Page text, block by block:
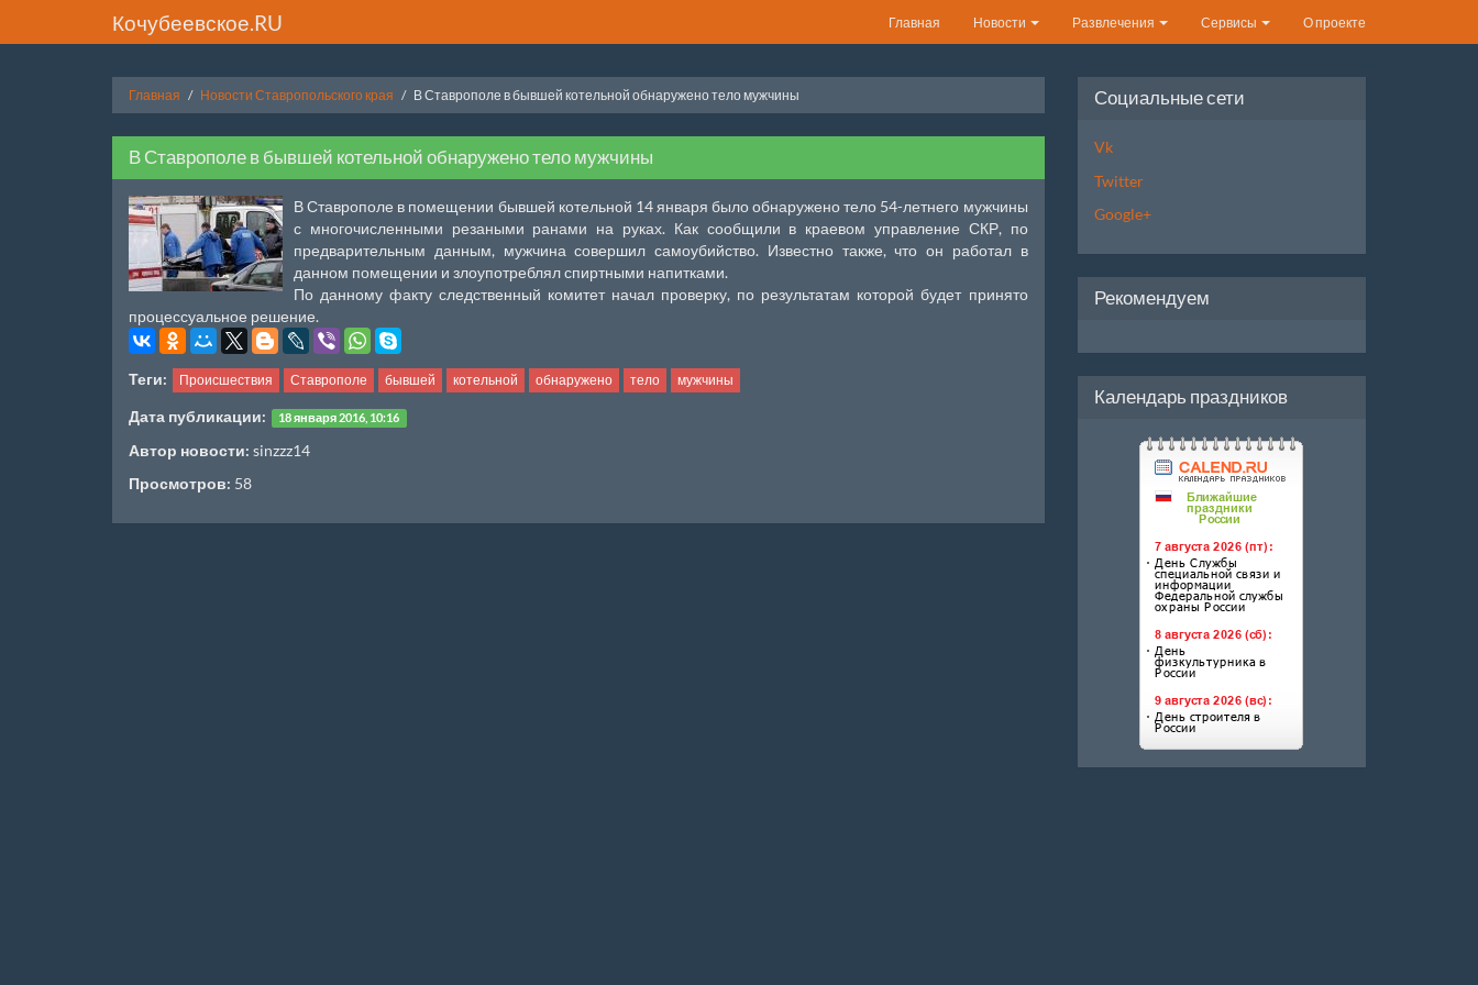
Кочубеевское.RU Главная Новости Развлечения Сервисы О проекте
Главная Новости Ставропольского края В Ставрополе в бывшей котельной обнаружено тело мужчины
В Ставрополе в бывшей котельной обнаружено тело мужчины
В Ставрополе в помещении бывшей котельной 14 января было обнаружено тело 54-летнего мужчины
с многочисленными резаными ранами на руках. Как сообщили в краевом управление СКР, по
предварительным данным, мужчина совершил самоубийство. Известно также, что он работал в
данном помещении и злоупотреблял спиртными напитками.
По данному факту следственный комитет начал проверку, по результатам которой будет принято
процессуальное решение.
Теги: Происшествия Ставрополе бывшей котельной обнаружено тело мужчины
Дата публикации: 18 января 2016, 10:16
Автор новости: sinzzz14
Просмотров: 58
Социальные сети
Vk
Twitter
Google+
Рекомендуем
Календарь праздников